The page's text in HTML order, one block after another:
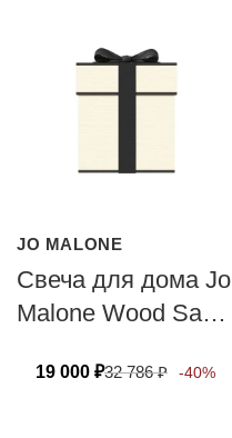
JO MALONE
Свеча для дома Jo
Malone Wood Sage
19 000 ₽32 786₽ -40%